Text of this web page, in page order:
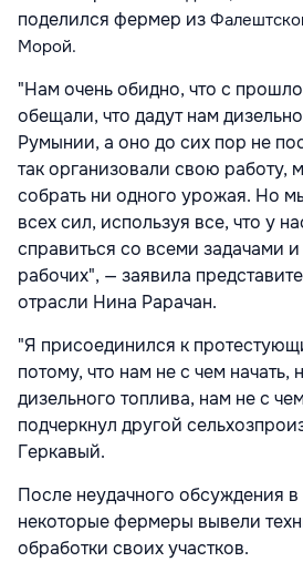
поделился фермер из
Морой.
"Нам очень обидно, что с
обещали, что дадут нам
Румынии, а оно до сих пор не
так организовали свою работу,
собрать ни одного урожая. Но
всех сил, используя все, что у
справиться со всеми задачами
рабочих", — заявила
отрасли Нина Рарачан.
"Я присоединился к
потому, что нам не с чем начать,
дизельного топлива, нам не с
подчеркнул другой
Геркавый.
После неудачного обсуждения в
некоторые фермеры вывели
обработки своих участков.